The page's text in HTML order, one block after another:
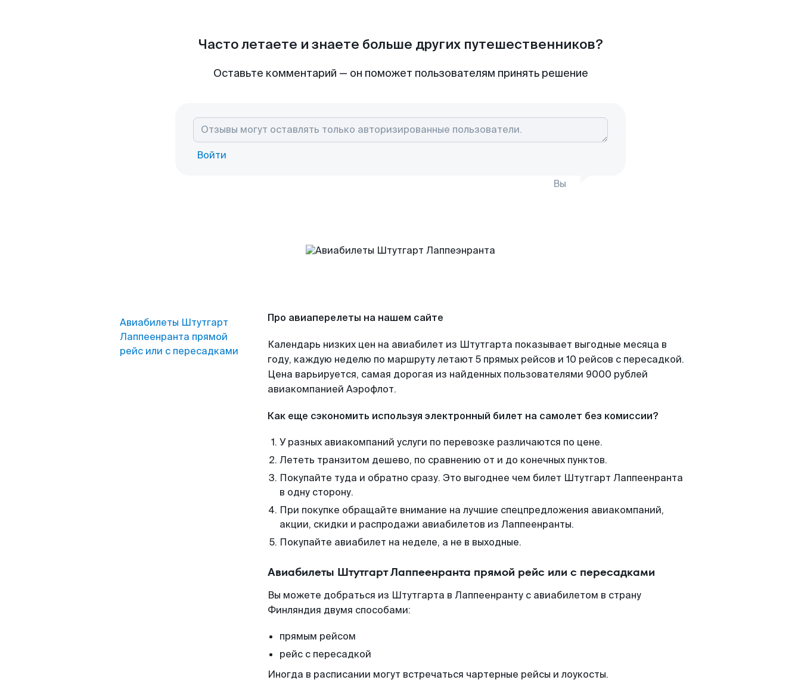
Часто летаете и знаете больше других путешественников?
Оставьте комментарий — он поможет пользователям принять решение
Войти
Вы
Авиабилеты Штутгарт
Лаппеенранта прямой
рейс или с пересадками
Про авиаперелеты на нашем сайте
Календарь низких цен на авиабилет из Штутгарта показывает выгодные месяца в
году, каждую неделю по маршруту летают 5 прямых рейсов и 10 рейсов с пересадкой.
Цена варьируется, самая дорогая из найденных пользователями 9000 рублей
авиакомпанией Аэрофлот.
Как еще сэкономить используя электронный билет на самолет без комиссии?
У разных авиакомпаний услуги по перевозке различаются по цене.
Лететь транзитом дешево, по сравнению от и до конечных пунктов.
Покупайте туда и обратно сразу. Это выгоднее чем билет Штутгарт Лаппеенранта
в одну сторону.
При покупке обращайте внимание на лучшие спецпредложения авиакомпаний,
акции, скидки и распродажи авиабилетов из Лаппеенранты.
Покупайте авиабилет на неделе, а не в выходные.
Авиабилеты Штутгарт Лаппеенранта прямой рейс или с пересадками
Вы можете добраться из Штутгарта в Лаппеенранту с авиабилетом в страну
Финляндия двумя способами:
прямым рейсом
рейс с пересадкой
Иногда в расписании могут встречаться чартерные рейсы и лоукосты.